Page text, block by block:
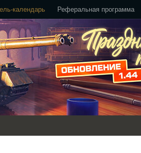
календарь Реферальная программа